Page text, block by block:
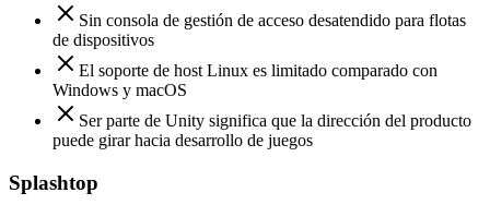
Sin consola de gestión de acceso desatendido para flotas
de dispositivos
El soporte de host Linux es limitado comparado con
Windows y macOS
Ser parte de Unity significa que la dirección del producto
puede girar hacia desarrollo de juegos
Splashtop